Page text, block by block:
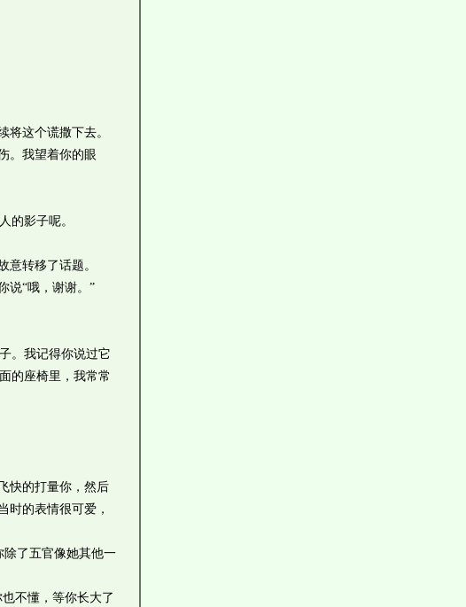
这个谎撒下去。
。我望着你的眼
影子呢。
转移了话题。
说“哦，谢谢。”
。我记得你说过它
的座椅里，我常常
快的打量你，然后
时的表情很可爱，
了五官像她其他一
不懂，等你长大了